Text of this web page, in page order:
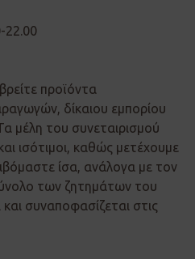
22.00
προϊόντα
δίκαιου εμπορίου
μέλη του συνεταιρισμού
ισότιμοι, καθώς μετέχουμε
ίσα, ανάλογα με τον
των ζητημάτων του
συναποφασίζεται στις